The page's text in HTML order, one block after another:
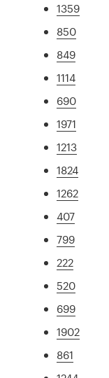
1359
850
849
1114
690
1971
1213
1824
1262
407
799
222
520
699
1902
861